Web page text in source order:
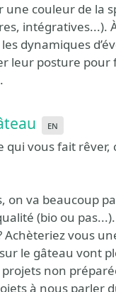
couleur de la
intégratives...).
dynamiques
leur posture pour
en
vous fait
va beaucoup
(bio ou pas...).
vous
le gâteau vont
non
à nous parler